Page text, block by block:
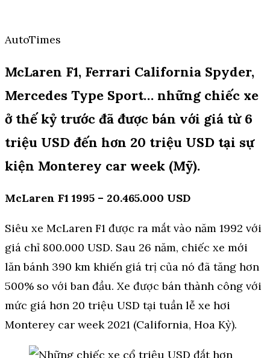
AutoTimes
McLaren F1, Ferrari California Spyder,
Mercedes Type Sport… những chiếc xe
ở thế kỷ trước đã được bán với giá từ 6
triệu USD đến hơn 20 triệu USD tại sự
kiện Monterey car week (Mỹ).
McLaren F1 1995 – 20.465.000 USD
Siêu xe McLaren F1 được ra mắt vào năm 1992 với
giá chỉ 800.000 USD. Sau 26 năm, chiếc xe mới
lăn bánh 390 km khiến giá trị của nó đã tăng hơn
500% so với ban đầu. Xe được bán thành công với
mức giá hơn 20 triệu USD tại tuần lễ xe hơi
Monterey car week 2021 (California, Hoa Kỳ).